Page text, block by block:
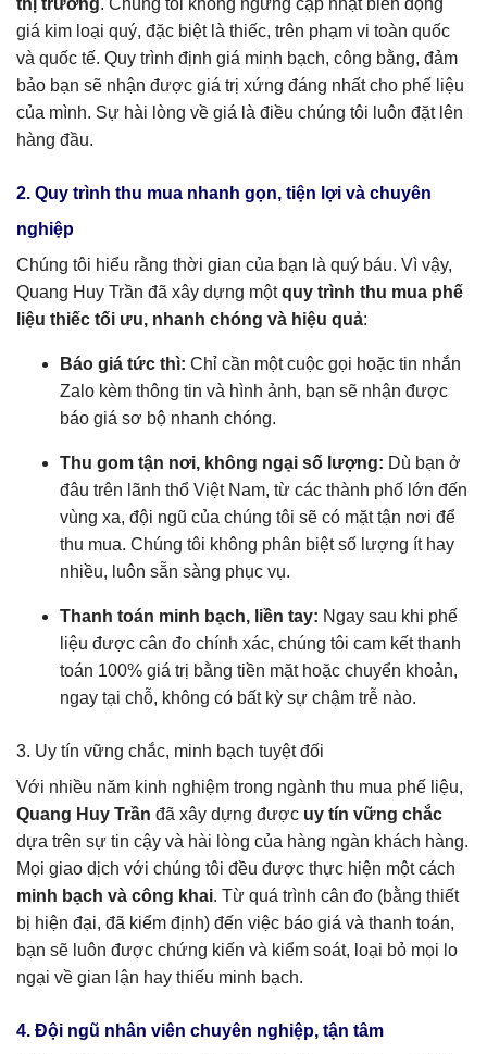
giá kim loại quý, đặc biệt là thiếc, trên phạm vi toàn quốc
và quốc tế. Quy trình định giá minh bạch, công bằng, đảm
bảo bạn sẽ nhận được giá trị xứng đáng nhất cho phế liệu
của mình. Sự hài lòng về giá là điều chúng tôi luôn đặt lên
hàng đầu.
2. Quy trình thu mua nhanh gọn, tiện lợi và chuyên
nghiệp
Chúng tôi hiểu rằng thời gian của bạn là quý báu. Vì vậy,
Quang Huy Trần đã xây dựng mộtquy trình thu mua phế
liệu thiếc tối ưu, nhanh chóng và hiệu quả:
Báo giá tức thì: Chỉ cần một cuộc gọi hoặc tin nhắn
Zalo kèm thông tin và hình ảnh, bạn sẽ nhận được
báo giá sơ bộ nhanh chóng.
Thu gom tận nơi, không ngại số lượng: Dù bạn ở
đâu trên lãnh thổ Việt Nam, từ các thành phố lớn đến
vùng xa, đội ngũ của chúng tôi sẽ có mặt tận nơi để
thu mua. Chúng tôi không phân biệt số lượng ít hay
nhiều, luôn sẵn sàng phục vụ.
Thanh toán minh bạch, liền tay: Ngay sau khi phế
liệu được cân đo chính xác, chúng tôi cam kết thanh
toán 100% giá trị bằng tiền mặt hoặc chuyển khoản,
ngay tại chỗ, không có bất kỳ sự chậm trễ nào.
3. Uy tín vững chắc, minh bạch tuyệt đối
Với nhiều năm kinh nghiệm trong ngành thu mua phế liệu,
Quang Huy Trần đã xây dựng được uy tín vững chắc
dựa trên sự tin cậy và hài lòng của hàng ngàn khách hàng.
Mọi giao dịch với chúng tôi đều được thực hiện một cách
minh bạch và công khai. Từ quá trình cân đo (bằng thiết
bị hiện đại, đã kiểm định) đến việc báo giá và thanh toán,
bạn sẽ luôn được chứng kiến và kiểm soát, loại bỏ mọi lo
ngại về gian lận hay thiếu minh bạch.
4. Đội ngũ nhân viên chuyên nghiệp, tận tâm